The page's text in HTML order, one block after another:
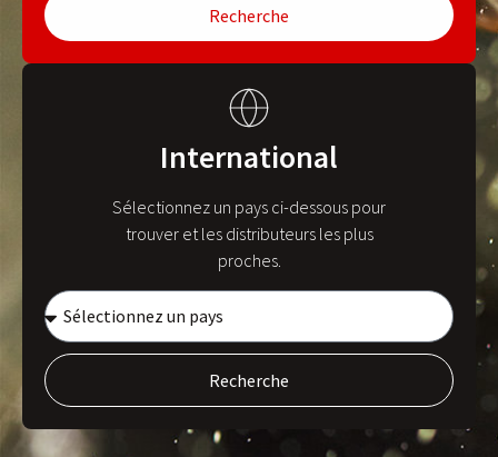
Recherche
International
Sélectionnez un pays ci-dessous pour
trouver et les distributeurs les plus
proches.
Recherche